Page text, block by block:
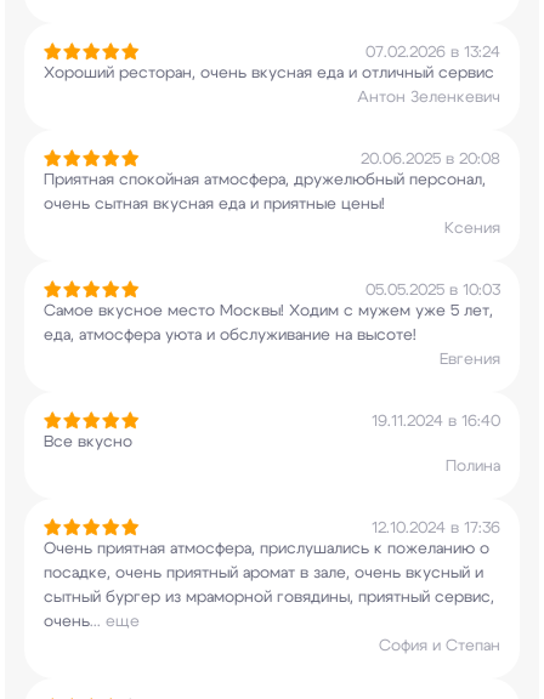
07.02.2026 в 13:24
Хороший ресторан, очень вкусная еда и отличный сервис
Антон Зеленкевич
20.06.2025 в 20:08
Приятная спокойная атмосфера, дружелюбный персонал,
очень сытная вкусная еда и приятные цены!
Ксения
05.05.2025 в 10:03
Самое вкусное место Москвы! Ходим с мужем уже 5 лет,
еда, атмосфера уюта и обслуживание на высоте!
Евгения
19.11.2024 в 16:40
Все вкусно
Полина
12.10.2024 в 17:36
Очень приятная атмосфера, прислушались к пожеланию о
посадке, очень приятный аромат в зале, очень вкусный и
сытный бургер из мраморной говядины, приятный сервис,
очень... еще
София и Степан